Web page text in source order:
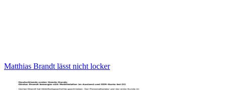
Matthias Brandt lässt nicht locker